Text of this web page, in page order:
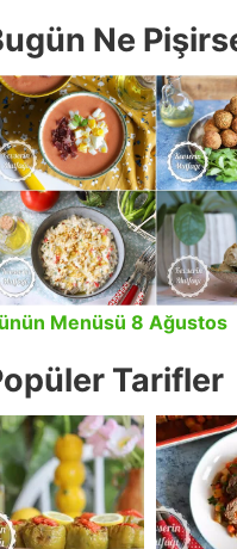
Ne
Menüsü 8 Ağustos
Tarifler